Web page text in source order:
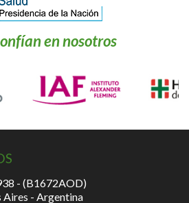
en nosotros
- (B1672AOD)
Aires - Argentina